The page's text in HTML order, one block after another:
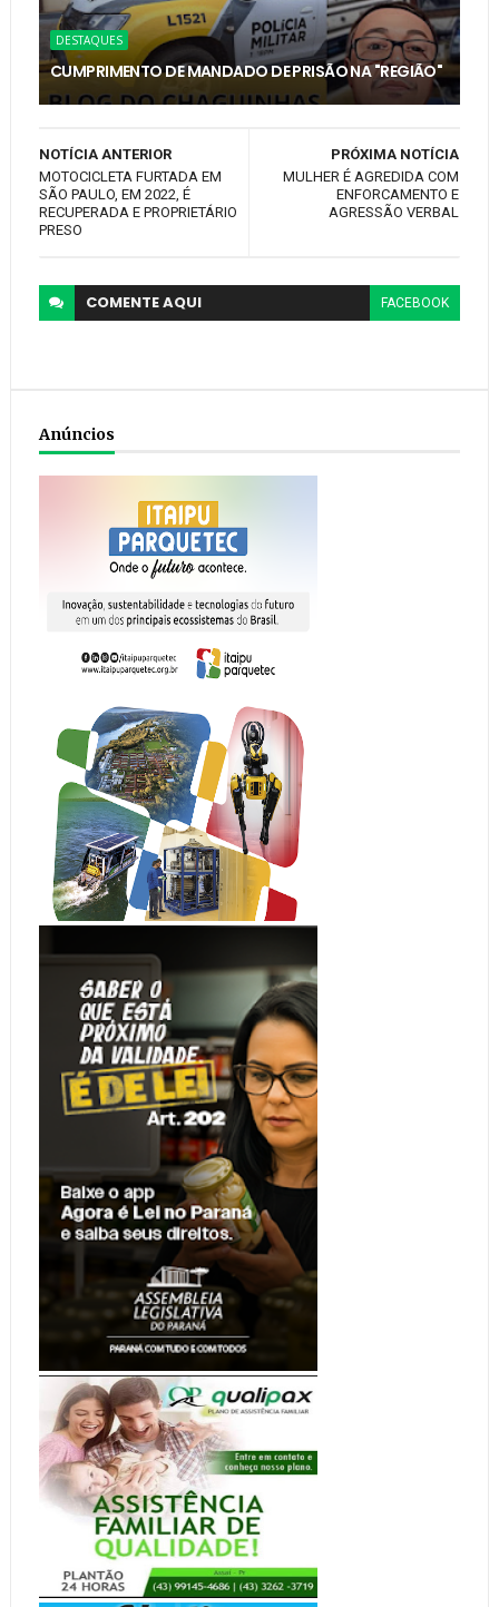
DESTAQUES
CUMPRIMENTO DE MANDADO DE PRISÃO NA "REGIÃO"
PRÓXIMA NOTÍCIA
MULHER É AGREDIDA COM
ENFORCAMENTO E
AGRESSÃO VERBAL
NOTÍCIA ANTERIOR
MOTOCICLETA FURTADA EM
SÃO PAULO, EM 2022, É
RECUPERADA E PROPRIETÁRIO
PRESO
COMENTEAQUI FACEBOOK
Anúncios